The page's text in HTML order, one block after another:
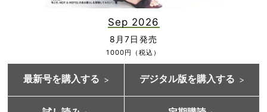
Sep 2026
8月7日発売
1000円（税込）
最新号を購入する デジタル版を購入する